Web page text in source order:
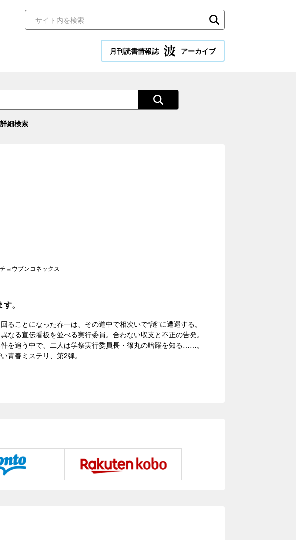
月刊読書情報誌 アーカイブ
細検索
ョウブンコネックス
。
ることになった春一は、その道中で相次いで“謎”に遭遇する。
なる宣伝看板を並べる実行委員。合わない収支と不正の告発。
を追う中で、二人は学祭実行委員長・篠丸の暗躍を知る……。
青春ミステリ、第2弾。